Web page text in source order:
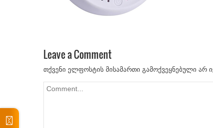
Leave a Comment
თქვენი ელფოსტის მისამართი გამოქვეყნებული არ